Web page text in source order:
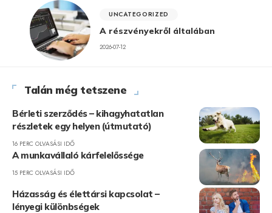
UNCATEGORIZED
A részvényekről általában
2026-07-12
Talán még tetszene
Bérleti szerződés – kihagyhatatlan
részletek egy helyen (útmutató)
16 PERC OLVASÁSI IDŐ
A munkavállaló kárfelelőssége
15 PERC OLVASÁSI IDŐ
Házasság és élettársi kapcsolat –
lényegi különbségek